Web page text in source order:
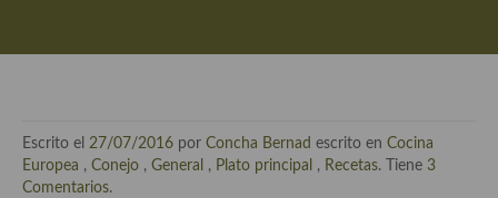
Especias, hierbas, condimentos, espesantes y aditivos
Escrito el 27/07/2016 por Concha Bernad escrito en Cocina
Europea , Conejo , General , Plato principal , Recetas. Tiene 3
Comentarios.